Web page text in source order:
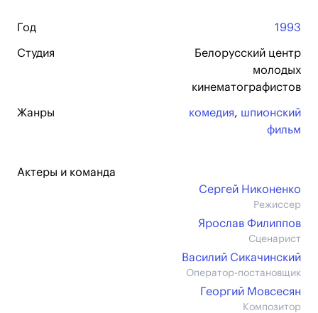
Год 1993
Студия
Белорусский центр
молодых
кинематографистов
Жанры комедия, шпионский
фильм
Актеры и команда
Сергей Никоненко
Режиссер
Ярослав Филиппов
Сценарист
Василий Сикачинский
Оператор-постановщик
Георгий Мовсесян
Композитор